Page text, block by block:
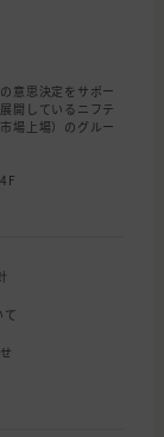
意思決定をサポー
開しているニフテ
場上場）のグルー
て